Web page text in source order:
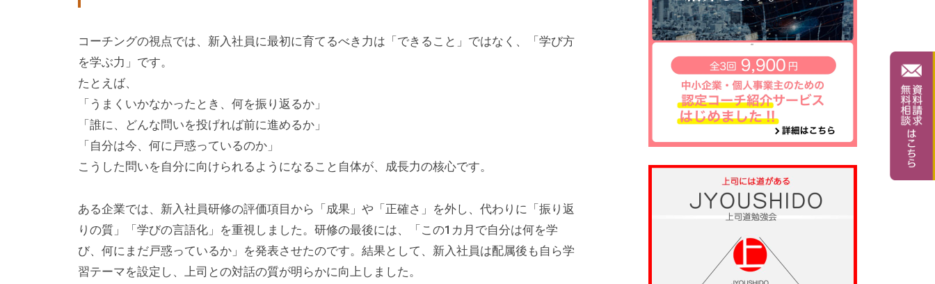
。
他
、
ン
を
学
び
た
コーチングの視点では、新入社員に最初に育てるべき力は「できること」ではなく、「学び方
を学ぶ力」です。
たとえば、
「うまくいかなかったとき、何を振り返るか」
「誰に、どんな問いを投げれば前に進めるか」
「自分は今、何に戸惑っているのか」
こうした問いを自分に向けられるようになること自体が、成長力の核心です。
ある企業では、新入社員研修の評価項目から「成果」や「正確さ」を外し、代わりに「振り返
りの質」「学びの言語化」を重視しました。研修の最後には、「この1カ月で自分は何を学
び、何にまだ戸惑っているか」を発表させたのです。結果として、新入社員は配属後も自ら学
習テーマを設定し、上司との対話の質が明らかに向上しました。